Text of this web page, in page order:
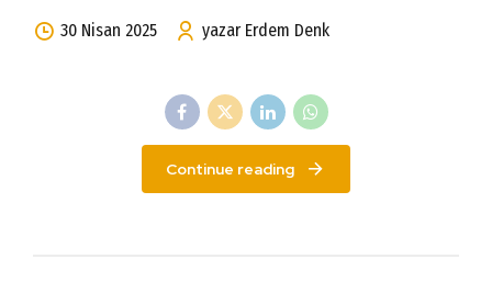
30 Nisan 2025 yazar Erdem Denk
Continue reading